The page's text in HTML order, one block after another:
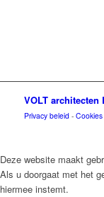
VOLT architecten
Privacy beleid-
Deze website maakt
Als u doorgaat met het
hiermee instemt.